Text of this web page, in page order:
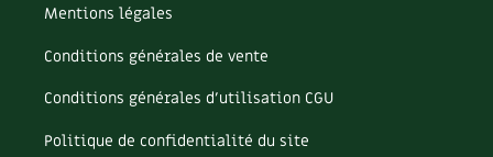
Mentions légales
Conditions générales de vente
Conditions générales d’utilisation CGU
Politique de confidentialité du site